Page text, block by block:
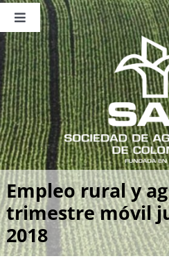
Saltar
contenido
Toggle
Navigation
Nosotros
Publicaciones
Sala de Prensa
Eventos
Empleo rural y
trimestre móvil
2018